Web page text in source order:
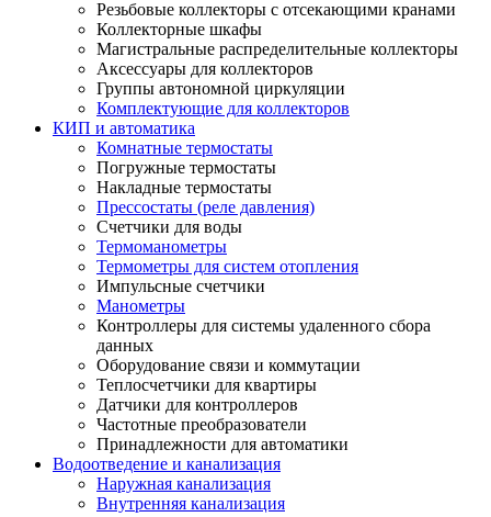
Резьбовые коллекторы с отсекающими кранами
Коллекторные шкафы
Магистральные распределительные коллекторы
Аксессуары для коллекторов
Группы автономной циркуляции
Комплектующие для коллекторов
КИП и автоматика
Комнатные термостаты
Погружные термостаты
Накладные термостаты
Прессостаты (реле давления)
Счетчики для воды
Термоманометры
Термометры для систем отопления
Импульсные счетчики
Манометры
Контроллеры для системы удаленного сбора
данных
Оборудование связи и коммутации
Теплосчетчики для квартиры
Датчики для контроллеров
Частотные преобразователи
Принадлежности для автоматики
Водоотведение и канализация
Наружная канализация
Внутренняя канализация